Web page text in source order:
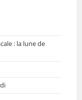
: la lune de